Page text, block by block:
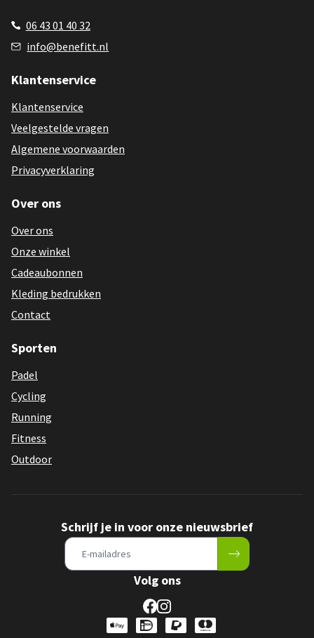
06 43 01 40 32
info@benefitt.nl
Klantenservice
Klantenservice
Veelgestelde vragen
Algemene voorwaarden
Privacyverklaring
Over ons
Over ons
Onze winkel
Cadeaubonnen
Kleding bedrukken
Contact
Sporten
Padel
Cycling
Running
Fitness
Outdoor
Schrijf je in voor onze nieuwsbrief
Volg ons